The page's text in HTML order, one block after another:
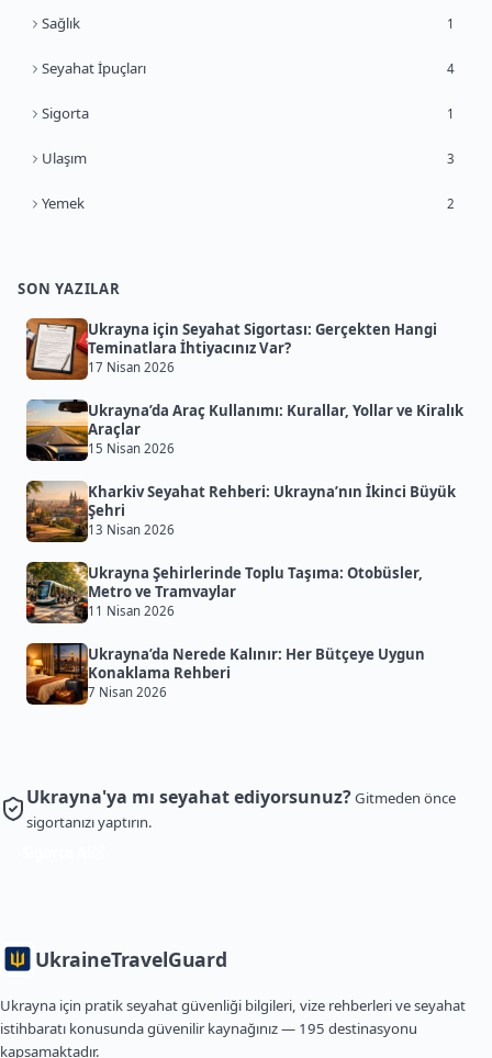
Sağlık 1
Seyahat İpuçları 4
Sigorta 1
Ulaşım 3
Yemek 2
SON YAZILAR
Ukrayna için Seyahat Sigortası: Gerçekten Hangi
Teminatlara İhtiyacınız Var?
17 Nisan 2026
Ukrayna’da Araç Kullanımı: Kurallar, Yollar ve Kiralık
Araçlar
15 Nisan 2026
Kharkiv Seyahat Rehberi: Ukrayna’nın İkinci Büyük
Şehri
13 Nisan 2026
Ukrayna Şehirlerinde Toplu Taşıma: Otobüsler,
Metro ve Tramvaylar
11 Nisan 2026
Ukrayna’da Nerede Kalınır: Her Bütçeye Uygun
Konaklama Rehberi
7 Nisan 2026
Ukrayna'ya mı seyahat ediyorsunuz?Gitmeden önce
sigortanızı yaptırın.
UkraineTravelGuard
Ukrayna için pratik seyahat güvenliği bilgileri, vize rehberleri ve seyahat
istihbaratı konusunda güvenilir kaynağınız — 195 destinasyonu
kapsamaktadır.